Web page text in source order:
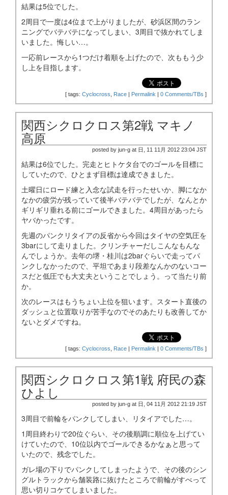
結果は5位でした。
2周目で一度は4位まで上がりましたが、砂浜区間のラン
ニングでバテバテになってしまい、3周目で抜かれてしま
いました。悔しい…。
一応前レースから1つだけ着順を上げたので、次ももう少
し上を目指します。
[ tags: Cyclocross Race | Permalink | 0 Comments/TBs ]
関西シクロクロス第2戦 マキノ
高原
posted by jun-g at 日, 11 11月 2012 23:04 JST
結果は6位でした。完走とヒトケタ台でのゴールを目標に
していたので、ひとまず目標は達成できました。
土曜日にロード練と入念な試走を行ったせいか、脚になか
なかの疲労が残っていて後半バテバテでしたが、なんとか
ギリギリ垂れる前にゴールできました。4周目があったら
ヤバかったです。
先週のパンクリタイアの反省から今回はタイヤの空気圧を
3barにして走りました。クリンチャーだしこんなもんな
んでしょうか。去年の堺・桂川は2barぐらいで走ってパ
ンクしなかったので、平坦であまり段差なんかのないコー
スだと低圧でも大丈夫ということでしょう。って当たり前
か。
次のレースはもうちょい上位を狙います。スタート直後の
ダッシュと位置取りが苦手なのでそのあたりも改善してか
ないとダメですね。
[ tags: Cyclocross Race | Permalink | 0 Comments/TBs ]
関西シクロクロス第1戦 府民の森
ひよし
posted by jun-g at 日, 04 11月 2012 21:19 JST
3周目で前輪をパンクしてしまい、リタイアでした…。
1周目終わりで20位ぐらい、その後順調に順位を上げてい
けていたので、10位以内でゴールできるかなぁと思って
いたので、残念でした。
ガレ場の下りでパンクしてしまったようで、その後のシン
グルトラックから舗装路に抜けたところで前輪がすべって
思い切りコケてしまいました。